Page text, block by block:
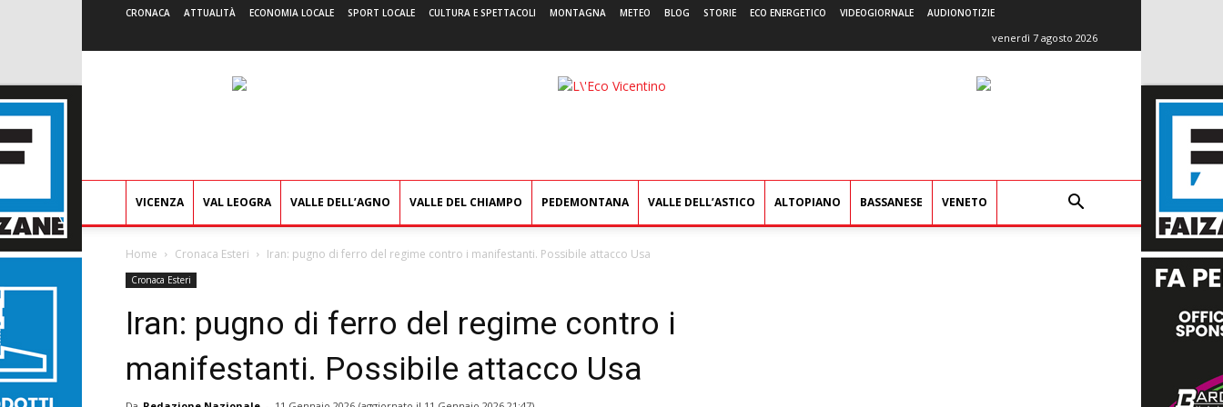
CRONACA ATTUALITÀ ECONOMIA LOCALE SPORT LOCALE CULTURA E SPETTACOLI MONTAGNA METEO BLOG STORIE ECO ENERGETICO VIDEOGIORNALE AUDIONOTIZIE
venerdì 7 agosto 2026
L'Eco
VICENZA VAL LEOGRA VALLE DELL’AGNO VALLE DEL CHIAMPO PEDEMONTANA VALLE DELL’ASTICO ALTOPIANO BASSANESE VENETO
Home Cronaca Esteri Iran: pugno di ferro del regime contro i manifestanti. Possibile attacco Usa
Cronaca Esteri
Iran: pugno di ferro del regime contro i
manifestanti. Possibile attacco Usa